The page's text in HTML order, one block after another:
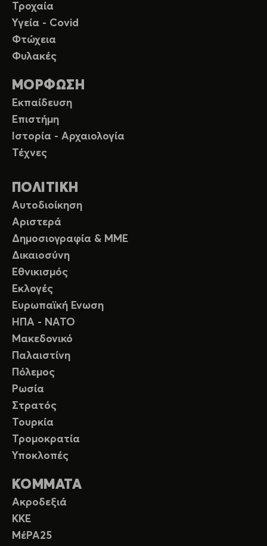
Τροχαία
Υγεία - Covid
Φτώχεια
Φυλακές
ΜΟΡΦΩΣΗ
Εκπαίδευση
Επιστήμη
Ιστορία - Αρχαιολογία
Τέχνες
ΠΟΛΙΤΙΚΗ
Αυτοδιοίκηση
Αριστερά
Δημοσιογραφία & ΜΜΕ
Δικαιοσύνη
Εθνικισμός
Εκλογές
Ευρωπαϊκή Ενωση
ΗΠΑ - ΝΑΤΟ
Μακεδονικό
Παλαιστίνη
Πόλεμος
Ρωσία
Στρατός
Τουρκία
Τρομοκρατία
Υποκλοπές
ΚΟΜΜΑΤΑ
Ακροδεξιά
ΚΚΕ
ΜέΡΑ25